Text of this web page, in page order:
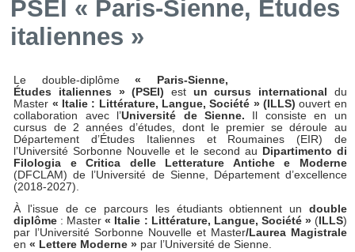
PSEI « Paris-Sienne, Études
italiennes »
Le double-diplôme« Paris-Sienne,
Études italiennes » (PSEI) est un cursus international du
Master « Italie : Littérature, Langue, Société » (ILLS) ouvert en
collaboration avec l’Université de Sienne. Il consiste en un
cursus de 2 années d’études, dont le premier se déroule au
Département d’Études Italiennes et Roumaines (EIR) de
l’Université Sorbonne Nouvelle et le second au Dipartimento di
Filologia e Critica delle Letterature Antiche e Moderne
(DFCLAM) de l’Université de Sienne, Département d’excellence
(2018-2027).
À l'issue de ce parcours les étudiants obtiennent un double
diplôme : Master« Italie : Littérature, Langue, Société »(ILLS)
par l’Université Sorbonne Nouvelle et Master/Laurea Magistrale
en « Lettere Moderne » par l’Université de Sienne.